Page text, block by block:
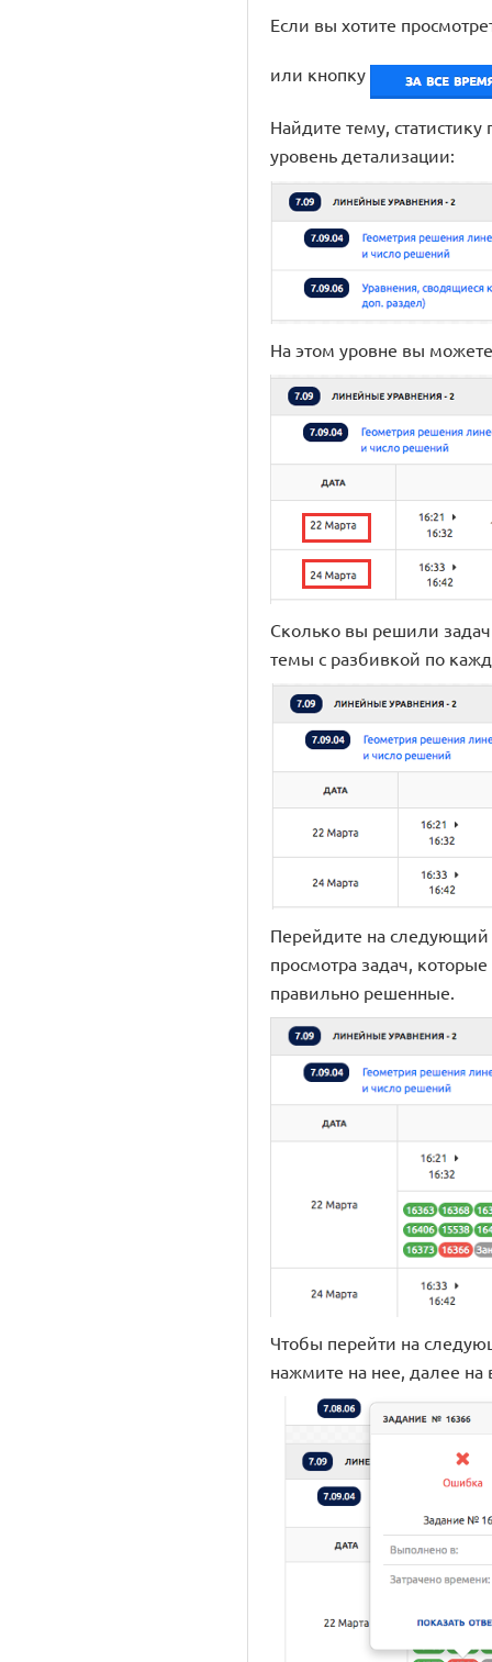
Если вы хотите
или кнопку
Найдите тему,
уровень детализации:
На этом уровне вы
Сколько вы решили
темы с разбивкой по
Перейдите на следующий
просмотра задач,
правильно решенные.
Чтобы перейти на
нажмите на нее, далее